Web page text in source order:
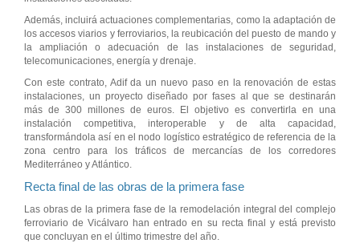
Además, incluirá actuaciones complementarias, como la adaptación de
los accesos viarios y ferroviarios, la reubicación del puesto de mando y
la ampliación o adecuación de las instalaciones de seguridad,
telecomunicaciones, energía y drenaje.
Con este contrato, Adif da un nuevo paso en la renovación de estas
instalaciones, un proyecto diseñado por fases al que se destinarán
más de 300 millones de euros. El objetivo es convertirla en una
instalación competitiva, interoperable y de alta capacidad,
transformándola así en el nodo logístico estratégico de referencia de la
zona centro para los tráficos de mercancías de los corredores
Mediterráneo y Atlántico.
Recta final de las obras de la primera fase
Las obras de la primera fase de la remodelación integral del complejo
ferroviario de Vicálvaro han entrado en su recta final y está previsto
que concluyan en el último trimestre del año.